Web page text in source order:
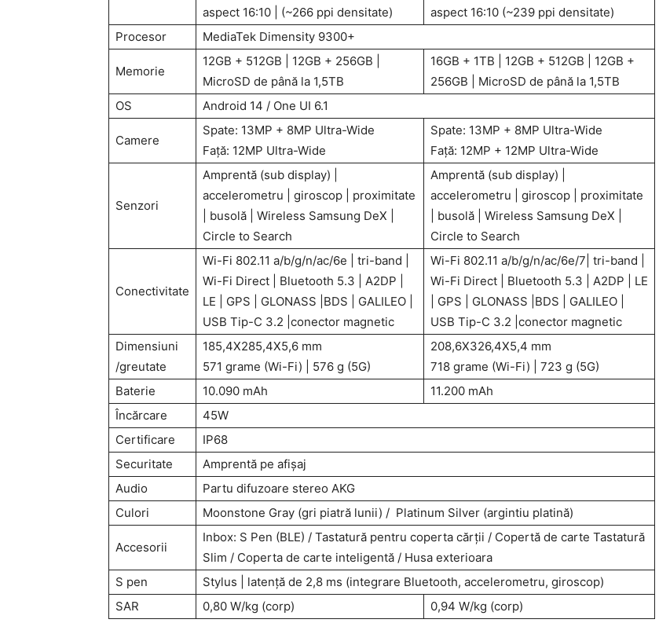
aspect 16:10 | (~266 ppi densitate)
aspect 16:10 (~239 ppi densitate)
Procesor
MediaTek Dimensity 9300+
Memorie
12GB + 512GB | 12GB + 256GB |
MicroSD de până la 1,5TB
16GB + 1TB | 12GB + 512GB | 12GB +
256GB | MicroSD de până la 1,5TB
OS
Android 14 / One UI 6.1
Camere
Spate: 13MP + 8MP Ultra-Wide
Faţă: 12MP Ultra-Wide
Spate: 13MP + 8MP Ultra-Wide
Faţă: 12MP + 12MP Ultra-Wide
Senzori
Amprentă (sub display) |
accelerometru | giroscop | proximitate
| busolă | Wireless Samsung DeX |
Circle to Search
Amprentă (sub display) |
accelerometru | giroscop | proximitate
| busolă | Wireless Samsung DeX |
Circle to Search
Conectivitate
Wi-Fi 802.11 a/b/g/n/ac/6e | tri-band |
Wi-Fi Direct | Bluetooth 5.3 | A2DP |
LE | GPS | GLONASS |BDS | GALILEO |
USB Tip-C 3.2 |conector magnetic
Wi-Fi 802.11 a/b/g/n/ac/6e/7| tri-band |
Wi-Fi Direct | Bluetooth 5.3 | A2DP | LE
| GPS | GLONASS |BDS | GALILEO |
USB Tip-C 3.2 |conector magnetic
Dimensiuni
/greutate
185,4X285,4X5,6 mm
571 grame (Wi-Fi) | 576 g (5G)
208,6X326,4X5,4 mm
718 grame (Wi-Fi) | 723 g (5G)
Baterie
10.090 mAh
11.200 mAh
Încărcare
45W
Certificare
IP68
Securitate
Amprentă pe afișaj
Audio
Partu difuzoare stereo AKG
Culori
Moonstone Gray (gri piatră lunii) / Platinum Silver (argintiu platină)
Accesorii
Inbox: S Pen (BLE) / Tastatură pentru coperta cărții / Copertă de carte Tastatură
Slim / Coperta de carte inteligentă / Husa exterioara
S pen
Stylus | latență de 2,8 ms (integrare Bluetooth, accelerometru, giroscop)
SAR
0,80 W/kg (corp) 0,94 W/kg (corp)